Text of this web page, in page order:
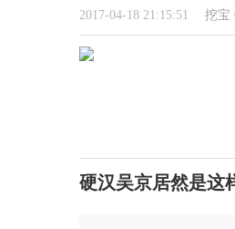
2017-04-18 21:15:51 挖宝
硬汉吴京居然是这